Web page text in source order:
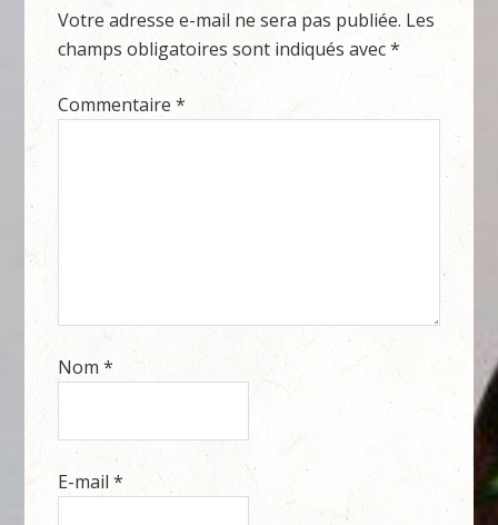
Votre adresse e-mail ne sera pas publiée. Les
champs obligatoires sont indiqués avec*
Commentaire*
Nom*
E-mail*